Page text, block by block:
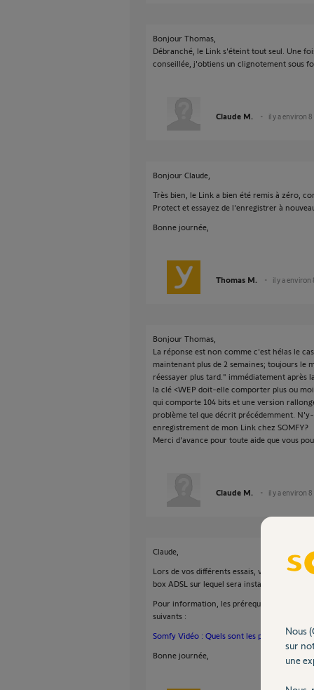
Bonjour Thomas,
Débranché, le Link s'éteint tout seul. Une
conseillée, j'obtiens un clignotement sous
Claude M. il y a environ 8
Bonjour Claude,
Très bien, le Link a bien été remis à zéro,
Protect et essayez de l'enregistrer à
Bonne journée,
Thomas M. il y a environ
Bonjour Thomas,
La réponse est non comme c'est hélas le
maintenant plus de 2 semaines; toujours le
réessayer plus tard." immédiatement après
la clé <WEP doit-elle comporter plus ou
qui comporte 104 bits et une version
problème tel que décrit précédemment.
enregistrement de mon Link chez SOMFY?
Merci d'avance pour toute aide que vous
Claude M. il y a environ 8
Claude,
Lors de vos différents essais, votre
box ADSL sur lequel sera installé votre Link ?
Pour information, les prérequis réseaux
suivants :
Somfy Vidéo : Quels sont les prérequis à
Bonne journée,
Nous
sur
une